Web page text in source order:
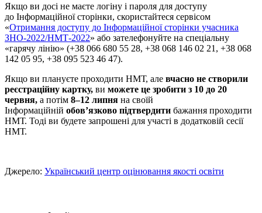
Якщо ви досі не маєте логіну і пароля для доступу
до Інформаційної сторінки, скористайтеся сервісом
«Отримання доступу до Інформаційної сторінки учасника
ЗНО-2022/НМТ-2022» або зателефонуйте на спеціальну
«гарячу лінію» (+38 066 680 55 28, +38 068 146 02 21, +38 068
142 05 95, +38 095 523 46 47).
Якщо ви плануєте проходити НМТ, але вчасно не створили
реєстраційну картку, ви можете це зробити з 10 до 20
червня, а потім 8–12 липня на своїй
Інформаційній обов’язково підтвердити бажання проходити
НМТ. Тоді ви будете запрошені для участі в додатковій сесії
НМТ.
Джерело: Український центр оцінювання якості освіти